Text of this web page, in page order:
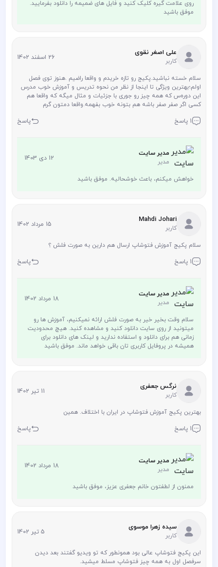
روی علامت گیره کلیک کنید و فایل های ضمیمه را دانلود بفرمایید.
موفق باشید
علی اصغر نقوی
کاربر 26 اسفند 1402
سلام خسته نباشید.پکیج رو تازه خریدم و واقعا راضیم .هنوز توی فصل
اولم؛بهترین ویژگی تا اینجا از نظر من نحوه تدریس و آموزش خوب مدرس
این دوره‌‌س که همه چیز رو جوری با جزئیات و مثال میگه که واقعا هم
کسی اگر صفر صفر باشه هم بتونه خوب بفهمه.واقعا دمتون گرم
1 پاسخ پاسخ
مدیر سایت
مدیر 12 دی 1403
خواهش میکنم، باعث خوشحالیه. موفق باشید
Mahdi Johari
کاربر 15 مرداد 1402
سلام پکیج آموزش فتوشاپ ارسال هم دارین به صورت فلش ؟
1 پاسخ پاسخ
مدیر سایت
مدیر 18 مرداد 1402
سلام وقت بخیر خیر به صورت فلش ارائه نمیکنیم، آموزش ها رو
میتونید از روی سایت دانلود کنید و مشاهده کنید. هیچ محدودیت
زمانی هم برای دانلود و استفاده ندارید و لینک های دانلود برای
همیشه در پروفایل کاربری تان باقی خواهد ماند. موفق باشید
نرگس جعفری
کاربر 11 تیر 1402
بهترین پکیج آموزش فتوشاپ در ایران با اختلاف. همین
1 پاسخ پاسخ
مدیر سایت
مدیر 18 مرداد 1402
ممنون از لطفتون خانم جعفری عزیز، موفق باشید
سیده زهرا موسوی
کاربر 5 تیر 1402
این پکیج فتوشاپ عالی بود همونطور که تو ویدیو گفتند بعد دیدن
سرفصل اول به همه چیز فتوشاپ مسلط میشید.